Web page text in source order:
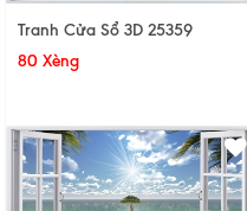
Tranh Cửa Sổ 3D 25359
80 Xèng